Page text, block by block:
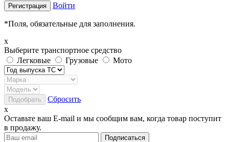
Войти
*Поля, обязательные для заполнения.
x
Выберите транспортное средство
Легковые
Грузовые Мото
Сбросить
x
Оставьте ваш E-mail и мы сообщим вам, когда товар поступит
в продажу.